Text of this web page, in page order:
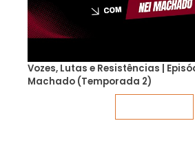
Vozes, Lutas e Resistências |
Machado (Temporada 2)